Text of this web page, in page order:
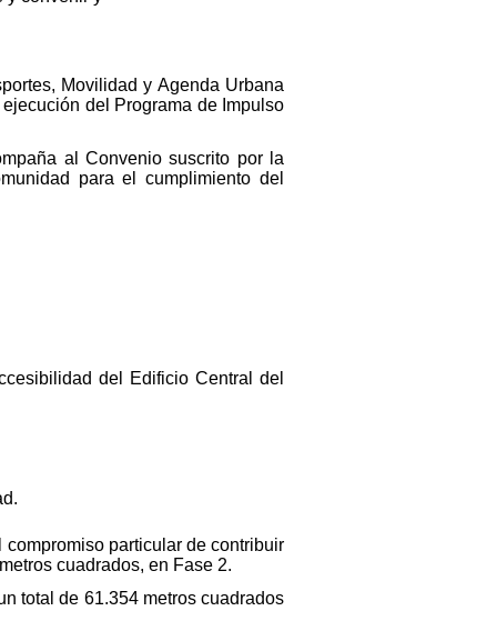
Movilidad y Agenda Urbana
del Programa de Impulso
al Convenio suscrito por la
para el cumplimiento del
del Edificio Central del
particular de contribuir
cuadrados, en Fase 2.
total de 61.354 metros cuadrados